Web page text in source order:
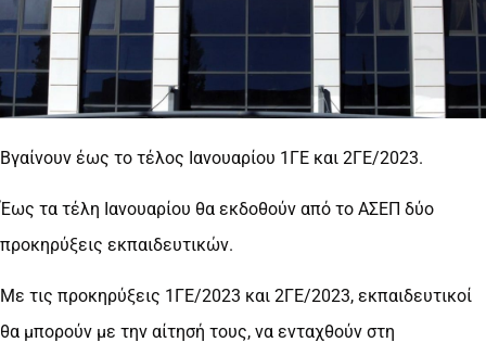
Βγαίνουν έως το τέλος Ιανουαρίου 1ΓΕ και 2ΓΕ/2023.
Έως τα τέλη Ιανουαρίου θα εκδοθούν από το ΑΣΕΠ δύο
προκηρύξεις εκπαιδευτικών.
Με τις προκηρύξεις 1ΓΕ/2023 και 2ΓΕ/2023, εκπαιδευτικοί
θα μπορούν με την αίτησή τους, να ενταχθούν στη